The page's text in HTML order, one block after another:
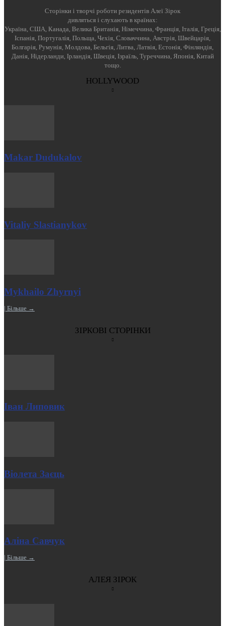
Cторінки і творчі роботи резидентів Алеї Зірок
дивляться і слухають в країнах:
Україна, США, Канада, Велика Британія, Німеччина, Франція, Італія, Греція,
Іспанія, Португалія, Польща, Чехія, Словаччина, Австрія, Швейцарія,
Болгарія, Румунія, Молдова, Бельгія, Литва, Латвія, Естонія, Фінляндія,
Данія, Нідерланди, Ірландія, Швеція, Ізраїль, Туреччина, Японія, Китай
тощо.
HOLLYWOOD
Makar Dudukalov
Vitaliy Slastianykov
Mykhailo Zhyrnyi
| Більше →
ЗІРКОВІ СТОРІНКИ
Іван Липовик
Віолета Заєць
Аліна Савчук
| Більше →
АЛЕЯ ЗІРОК